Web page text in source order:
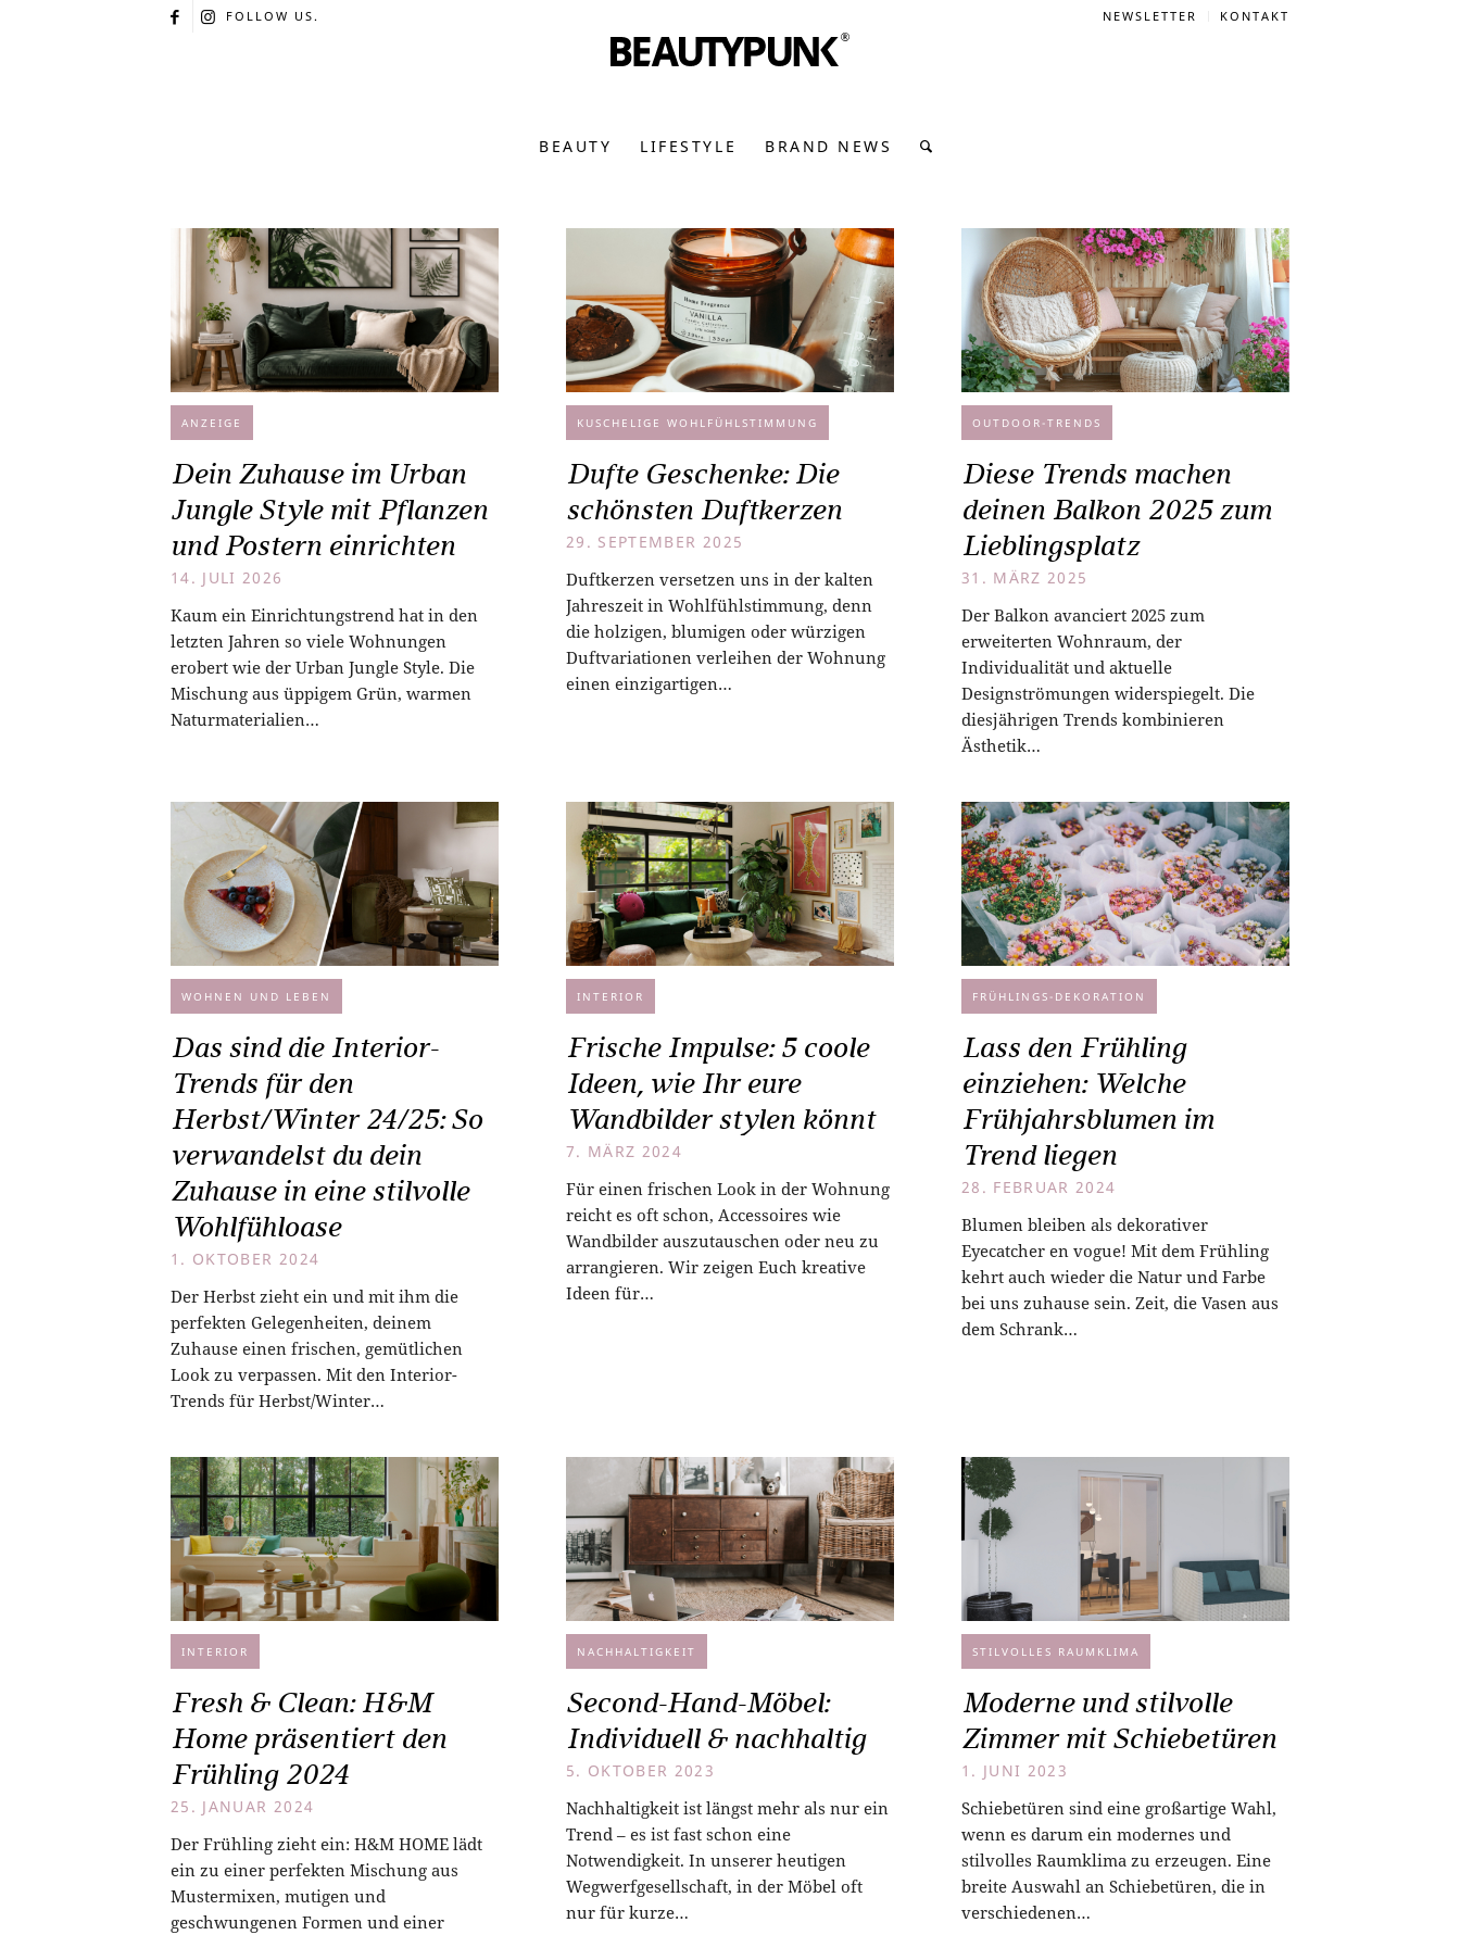
NEWSLETTER KONTAKT
FOLLOW US.
BEAUTY LIFESTYLE BRAND NEWS
ANZEIGE
Dein Zuhause im Urban
Jungle Style mit Pflanzen
und Postern einrichten
14. JULI 2026
Kaum ein Einrichtungstrend hat in den
letzten Jahren so viele Wohnungen
erobert wie der Urban Jungle Style. Die
Mischung aus üppigem Grün, warmen
Naturmaterialien…
KUSCHELIGE WOHLFÜHLSTIMMUNG
Dufte Geschenke: Die
schönsten Duftkerzen
29. SEPTEMBER 2025
Duftkerzen versetzen uns in der kalten
Jahreszeit in Wohlfühlstimmung, denn
die holzigen, blumigen oder würzigen
Duftvariationen verleihen der Wohnung
einen einzigartigen…
OUTDOOR-TRENDS
Diese Trends machen
deinen Balkon 2025 zum
Lieblingsplatz
31. MÄRZ 2025
Der Balkon avanciert 2025 zum
erweiterten Wohnraum, der
Individualität und aktuelle
Designströmungen widerspiegelt. Die
diesjährigen Trends kombinieren
Ästhetik…
WOHNEN UND LEBEN
Das sind die Interior-
Trends für den
Herbst/Winter 24/25: So
verwandelst du dein
Zuhause in eine stilvolle
Wohlfühloase
1. OKTOBER 2024
Der Herbst zieht ein und mit ihm die
perfekten Gelegenheiten, deinem
Zuhause einen frischen, gemütlichen
Look zu verpassen. Mit den Interior-
Trends für Herbst/Winter…
INTERIOR
Frische Impulse: 5 coole
Ideen, wie Ihr eure
Wandbilder stylen könnt
7. MÄRZ 2024
Für einen frischen Look in der Wohnung
reicht es oft schon, Accessoires wie
Wandbilder auszutauschen oder neu zu
arrangieren. Wir zeigen Euch kreative
Ideen für…
FRÜHLINGS-DEKORATION
Lass den Frühling
einziehen: Welche
Frühjahrsblumen im
Trend liegen
28. FEBRUAR 2024
Blumen bleiben als dekorativer
Eyecatcher en vogue! Mit dem Frühling
kehrt auch wieder die Natur und Farbe
bei uns zuhause sein. Zeit, die Vasen aus
dem Schrank…
INTERIOR
Fresh & Clean: H&M
Home präsentiert den
Frühling 2024
25. JANUAR 2024
Der Frühling zieht ein: H&M HOME lädt
ein zu einer perfekten Mischung aus
Mustermixen, mutigen und
geschwungenen Formen und einer
NACHHALTIGKEIT
Second-Hand-Möbel:
Individuell & nachhaltig
5. OKTOBER 2023
Nachhaltigkeit ist längst mehr als nur ein
Trend – es ist fast schon eine
Notwendigkeit. In unserer heutigen
Wegwerfgesellschaft, in der Möbel oft
nur für kurze…
STILVOLLES RAUMKLIMA
Moderne und stilvolle
Zimmer mit Schiebetüren
1. JUNI 2023
Schiebetüren sind eine großartige Wahl,
wenn es darum ein modernes und
stilvolles Raumklima zu erzeugen. Eine
breite Auswahl an Schiebetüren, die in
verschiedenen…